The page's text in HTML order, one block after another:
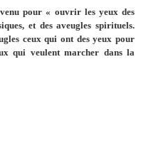
venu pour « ouvrir les yeux des
et des aveugles spirituels.
ceux qui ont des yeux pour
qui veulent marcher dans la